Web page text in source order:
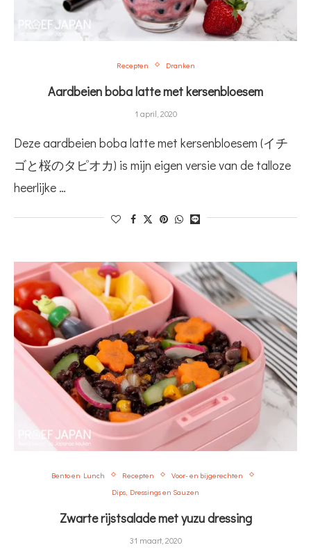
Recepten Dranken
Aardbeien boba latte met kersenbloesem
1 april, 2020
Deze aardbeien boba latte met kersenbloesem (イチ
ゴと桜のタピオカ) is mijn eigen versie van de talloze
heerlijke …
Bento en Lunch Recepten
Voor- en bijgerechten
Dips, Dressings en Sauzen
Zwarte rijstsalade met yuzu dressing
31 maart, 2020